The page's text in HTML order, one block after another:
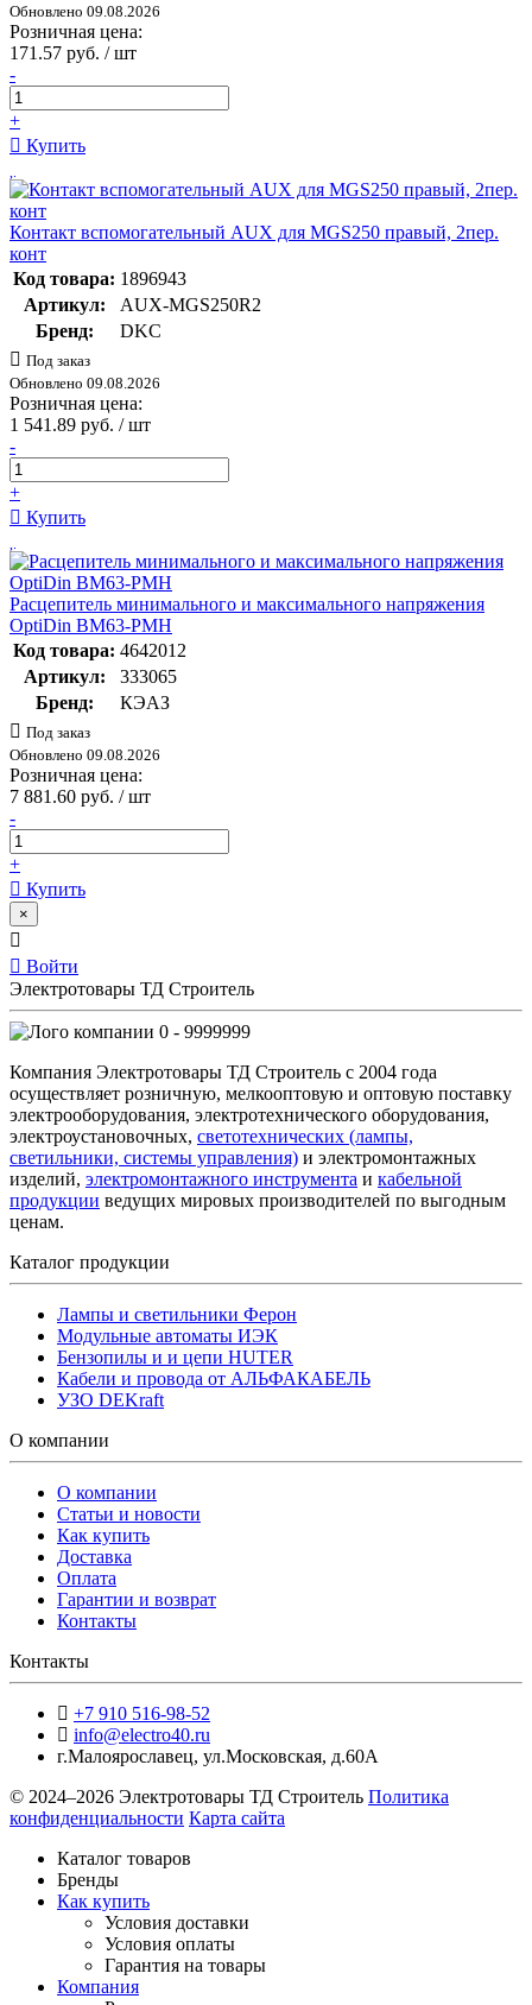
Обновлено 09.08.2026
Розничная цена:
171.57 руб. / шт
-
+
Купить
Контакт вспомогательный AUX для MGS250 правый, 2пер.
конт
Код товара: 1896943
Артикул:
AUX-MGS250R2
Бренд:
DKC
Под заказ
Обновлено 09.08.2026
Розничная цена:
1 541.89 руб. / шт
-
+
Купить
Расцепитель минимального и максимального напряжения
OptiDin ВМ63-РМН
Код товара: 4642012
Артикул:
333065
Бренд:
КЭАЗ
Под заказ
Обновлено 09.08.2026
Розничная цена:
7 881.60 руб. / шт
-
+
Купить
×
Войти
Электротовары ТД Строитель
0 - 9999999
Компания Электротовары ТД Строитель с 2004 года
осуществляет розничную, мелкооптовую и оптовую поставку
электрооборудования, электротехнического оборудования,
электроустановочных, светотехнических (лампы,
светильники, системы управления) и электромонтажных
изделий, электромонтажного инструмента и кабельной
продукции ведущих мировых производителей по выгодным
ценам.
Каталог продукции
Лампы и светильники Ферон
Модульные автоматы ИЭК
Бензопилы и и цепи HUTER
Кабели и провода от АЛЬФАКАБЕЛЬ
УЗО DEKraft
О компании
О компании
Статьи и новости
Как купить
Доставка
Оплата
Гарантии и возврат
Контакты
Контакты
+7 910 516-98-52
info@electro40.ru
г.Малоярославец, ул.Московская, д.60А
© 2024–2026 Электротовары ТД Строитель Политика
конфиденциальности Карта сайта
Каталог товаров
Бренды
Как купить
Условия доставки
Условия оплаты
Гарантия на товары
Компания